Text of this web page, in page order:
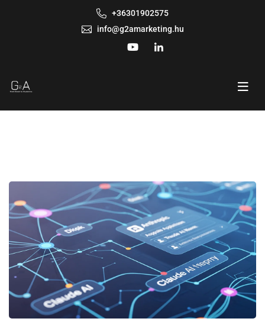
+36301902575
info@g2amarketing.hu